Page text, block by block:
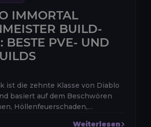
IMMORTAL
BUILD-
BESTE PVE- UND
ist die zehnte Klasse von Diablo
basiert auf dem Beschwören
Höllenfeuerschaden,
Weiterlesen